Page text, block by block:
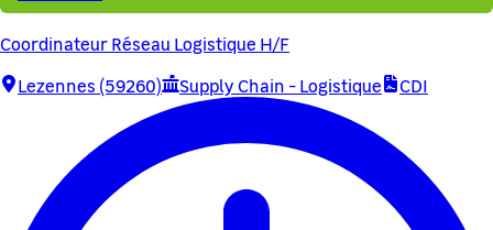
Coordinateur Réseau Logistique H/F
Lezennes (59260)
Supply Chain - Logistique CDI